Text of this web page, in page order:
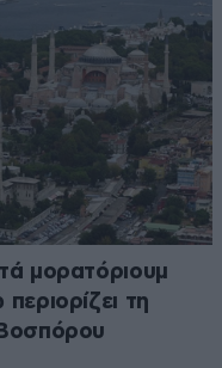
μορατόριουμ
τη